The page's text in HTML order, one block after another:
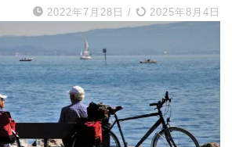
2022年7月28日 / 2025年8月4日